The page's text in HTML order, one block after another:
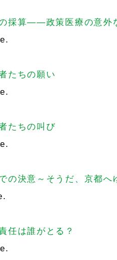
の採算――政策医療の意外
たちの願い
たちの叫び
の決意～そうだ、京都へ
任は誰がとる？